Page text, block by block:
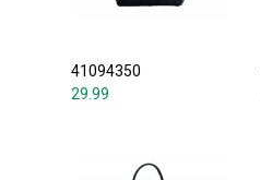
41094350
29.99